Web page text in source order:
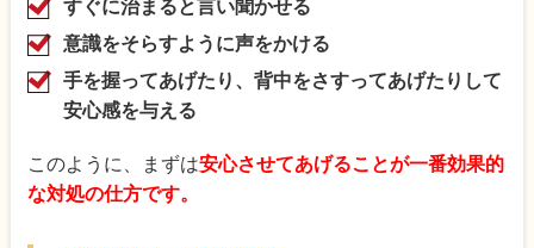
すぐに治まると言い聞かせる
意識をそらすように声をかける
手を握ってあげたり、背中をさすってあげたりして
安心感を与える
このように、まずは安心させてあげることが一番効果的
な対処の仕方です。